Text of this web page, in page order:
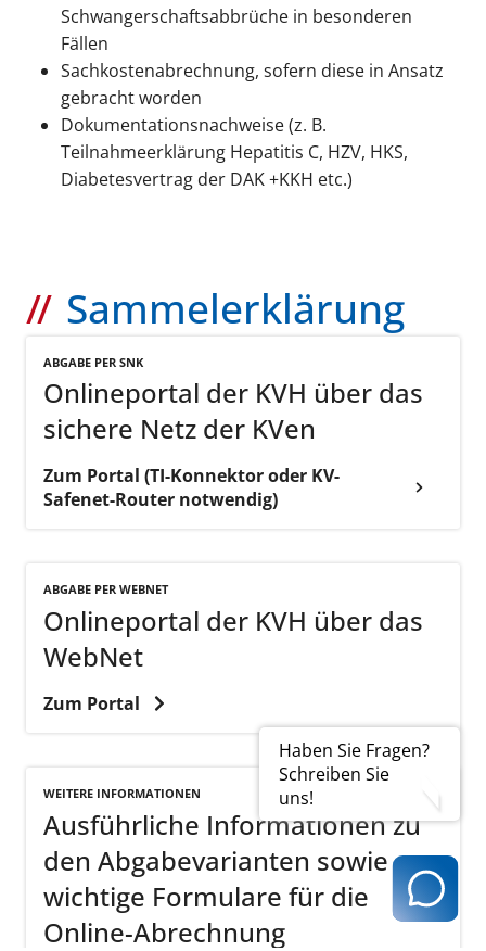
Haben Sie Fragen?
Schreiben Sie
uns!
Schwangerschaftsabbrüche in besonderen
Fällen
Sachkostenabrechnung, sofern diese in Ansatz
gebracht worden
Dokumentationsnachweise (z. B.
Teilnahmeerklärung Hepatitis C, HZV, HKS,
Diabetesvertrag der DAK +KKH etc.)
Sammelerklärung
ABGABE PER SNK
Onlineportal der KVH über das
sichere Netz der KVen
Zum Portal (TI-Konnektor oder KV-
Safenet-Router notwendig)
ABGABE PER WEBNET
Onlineportal der KVH über das
WebNet
Zum Portal
WEITERE INFORMATIONEN
Ausführliche Informationen zu
den Abgabevarianten sowie
wichtige Formulare für die
Online-Abrechnung